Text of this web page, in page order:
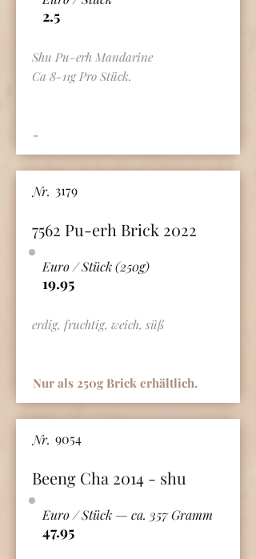
2.5
Shu Pu-erh Mandarine
Ca 8-11g Pro Stück.
-
3179
Nr.
7562 Pu-erh Brick 2022
19.95
Euro / Stück (250g)
erdig, fruchtig, weich, süß
Nur als 250g Brick erhältlich.
9054
Nr.
Beeng Cha 2014 - shu
47.95
Euro / Stück — ca. 357 Gramm